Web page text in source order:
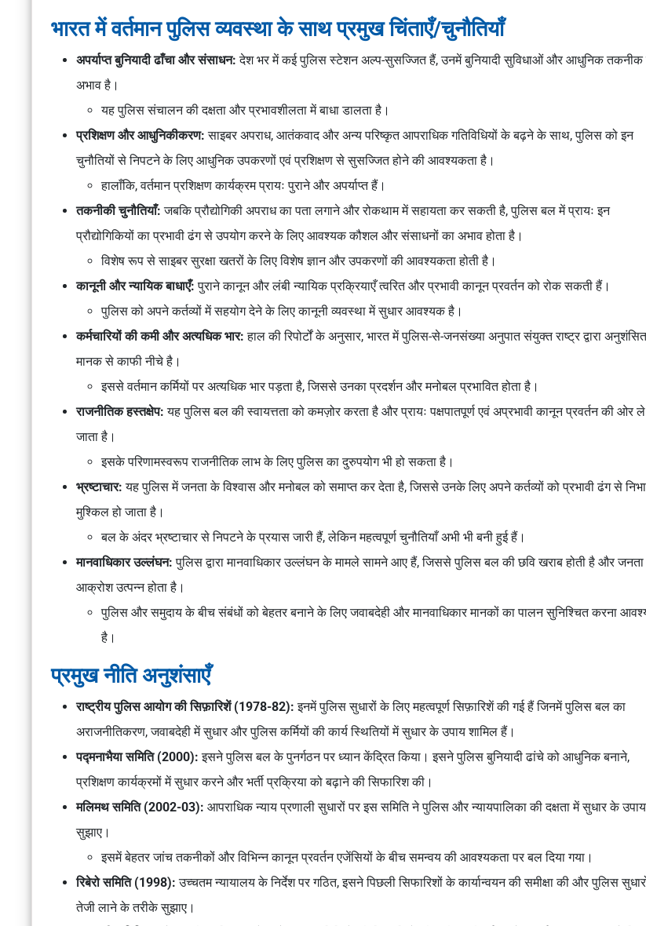
भारत में वर्तमान पुलिस व्यवस्था के साथ प्रमुख चिंताएँ/चुनौतियाँ
अपर्याप्त बुनियादी ढाँचा और संसाधन:देश भर में कई पुलिस स्टेशन अल्प-सुसज्जित हैं, उनमें बुनियादी सुविधाओं और आधुनिक तकनीक
अभाव है।
यह पुलिस संचालन की दक्षता और प्रभावशीलता में बाधा डालता है।
प्रशिक्षण और आधुनिकीकरण: साइबर अपराध, आतंकवाद और अन्य परिष्कृत आपराधिक गतिविधियों के बढ़ने के साथ, पुलिस को इन
चुनौतियों से निपटने के लिए आधुनिक उपकरणों एवं प्रशिक्षण से सुसज्जित होने की आवश्यकता है।
हालाँकि, वर्तमान प्रशिक्षण कार्यक्रम प्रायः पुराने और अपर्याप्त हैं।
तकनीकी चुनौतियाँ:जबकि प्रौद्योगिकी अपराध का पता लगाने और रोकथाम में सहायता कर सकती है, पुलिस बल में प्रायः इन
प्रौद्योगिकियों का प्रभावी ढंग से उपयोग करने के लिए आवश्यक कौशल और संसाधनों का अभाव होता है।
विशेष रूप से साइबर सुरक्षा खतरों के लिए विशेष ज्ञान और उपकरणों की आवश्यकता होती है।
कानूनी और न्यायिक बाधाएँ: पुराने कानून और लंबी न्यायिक प्रक्रियाएँ त्वरित और प्रभावी कानून प्रवर्तन को रोक सकती हैं।
पुलिस को अपने कर्तव्यों में सहयोग देने के लिए कानूनी व्यवस्था में सुधार आवश्यक है।
कर्मचारियों की कमी और अत्यधिक भार: हाल की रिपोर्टों के अनुसार, भारत में पुलिस-से-जनसंख्या अनुपात संयुक्त राष्ट्र द्वारा अनुशंसित
मानक से काफी नीचे है।
इससे वर्तमान कर्मियों पर अत्यधिक भार पड़ता है, जिससे उनका प्रदर्शन और मनोबल प्रभावित होता है।
राजनीतिक हस्तक्षेप:यह पुलिस बल की स्वायत्तता को कमज़ोर करता है और प्रायः पक्षपातपूर्ण एवं अप्रभावी कानून प्रवर्तन की ओर ले
जाता है।
इसके परिणामस्वरूप राजनीतिक लाभ के लिए पुलिस का दुरुपयोग भी हो सकता है।
भ्रष्टाचार:यह पुलिस में जनता के विश्वास और मनोबल को समाप्त कर देता है, जिससे उनके लिए अपने कर्तव्यों को प्रभावी ढंग से
मुश्किल हो जाता है।
बल के अंदर भ्रष्टाचार से निपटने के प्रयास जारी हैं, लेकिन महत्वपूर्ण चुनौतियाँ अभी भी बनी हुई हैं।
मानवाधिकार उल्लंघन:पुलिस द्वारा मानवाधिकार उल्लंघन के मामले सामने आए हैं, जिससे पुलिस बल की छवि खराब होती है और
आक्रोश उत्पन्न होता है।
पुलिस और समुदाय के बीच संबंधों को बेहतर बनाने के लिए जवाबदेही और मानवाधिकार मानकों का पालन सुनिश्चित करना
है।
प्रमुख नीति अनुशंसाएँ
राष्ट्रीय पुलिस आयोग की सिफ़ारिशें (1978-82):इनमें पुलिस सुधारों के लिए महत्वपूर्ण सिफ़ारिशें की गई हैं जिनमें पुलिस बल का
अराजनीतिकरण, जवाबदेही में सुधार और पुलिस कर्मियों की कार्य स्थितियों में सुधार के उपाय शामिल हैं।
पद्मनाभैया समिति (2000):इसने पुलिस बल के पुनर्गठन पर ध्यान केंद्रित किया। इसने पुलिस बुनियादी ढांचे को आधुनिक बनाने,
प्रशिक्षण कार्यक्रमों में सुधार करने और भर्ती प्रक्रिया को बढ़ाने की सिफारिश की।
मलिमथ समिति (2002-03): आपराधिक न्याय प्रणाली सुधारों पर इस समिति ने पुलिस और न्यायपालिका की दक्षता में सुधार के उपाय
सुझाए।
इसमें बेहतर जांच तकनीकों और विभिन्न कानून प्रवर्तन एजेंसियों के बीच समन्वय की आवश्यकता पर बल दिया गया।
रिबेरो समिति (1998):उच्चतम न्यायालय के निर्देश पर गठित, इसने पिछली सिफारिशों के कार्यान्वयन की समीक्षा की और पुलिस
तेजी लाने के तरीके सुझाए।